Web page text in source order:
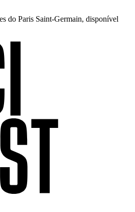
do Paris Saint-Germain, disponível